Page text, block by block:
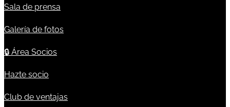
Sala de prensa
Galería de fotos
🔒 Área Socios
Hazte socio
Club de ventajas